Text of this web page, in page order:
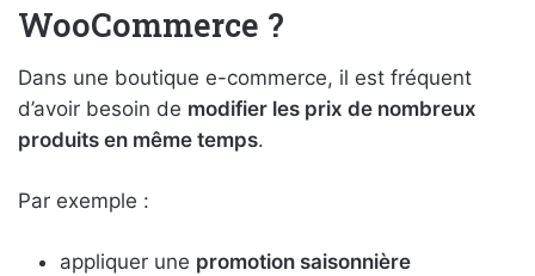
WooCommerce ?
Dans une boutique e-commerce, il est fréquent
d’avoir besoin de modifier les prix de nombreux
produits en même temps.
Par exemple :
appliquer une promotion saisonnière